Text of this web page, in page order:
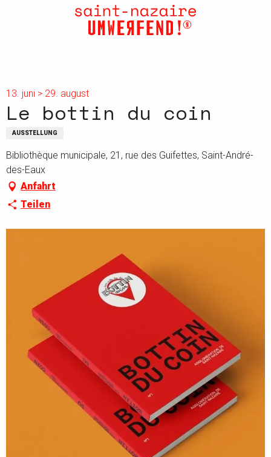
13. juni > 29. august
Le bottin du coin
AUSSTELLUNG
Bibliothèque municipale, 21, rue des Guifettes, Saint-André-
des-Eaux
Anfahrt
Teilen